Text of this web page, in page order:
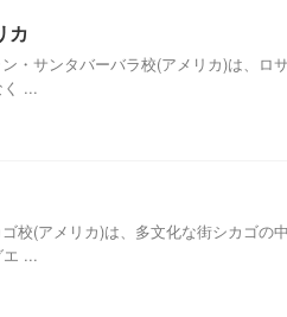
カ
・サンタバーバラ校(アメリカ)は、
く ...
校(アメリカ)は、多文化な街シカゴ
エ ...